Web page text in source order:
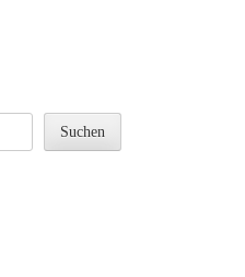
Suchen